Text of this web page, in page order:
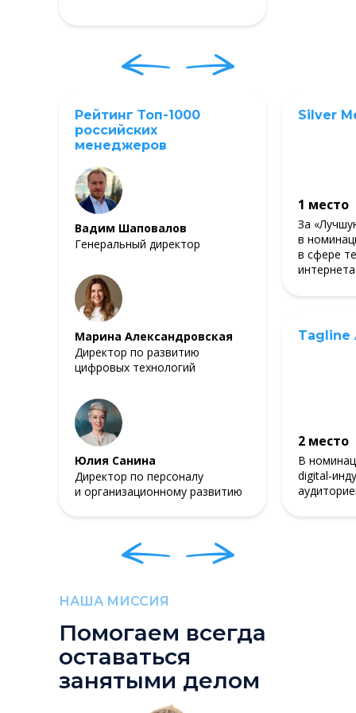
Silver
1 место
За
в
в сфере
Рейтинг Топ-1000
российских
менеджеров
Вадим Шаповалов
Генеральный директор
Марина Александровская
Директор по развитию
цифровых технологий
Юлия Санина
Директор по персоналу
и организационному развитию
Tagline
2 место
В
digital-
НАША МИССИЯ
Помогаем всегда
оставаться
занятыми делом